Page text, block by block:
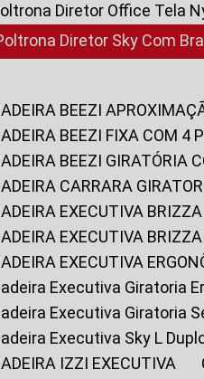
Poltrona Diretor Office Tela
Poltrona Diretor Sky Com
CADEIRA BEEZI
CADEIRA BEEZI FIXA COM 4
CADEIRA BEEZI GIRATÓRIA
CADEIRA CARRARA
CADEIRA EXECUTIVA
CADEIRA EXECUTIVA
CADEIRA EXECUTIVA
Cadeira Executiva Giratoria
Cadeira Executiva Giratoria
Cadeira Executiva Sky L
CADEIRA IZZI EXECUTIVA